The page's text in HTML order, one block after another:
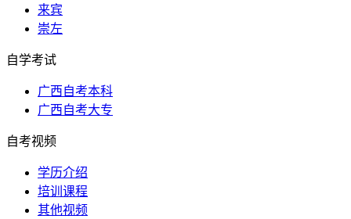
来宾
崇左
自学考试
广西自考本科
广西自考大专
自考视频
学历介绍
培训课程
其他视频